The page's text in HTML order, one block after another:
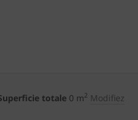
totale 0 m2 Modifiez